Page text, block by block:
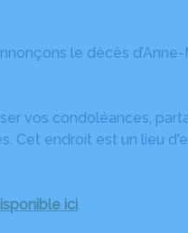
le décès
vos condoléances,
Cet endroit est un lieu
ici.